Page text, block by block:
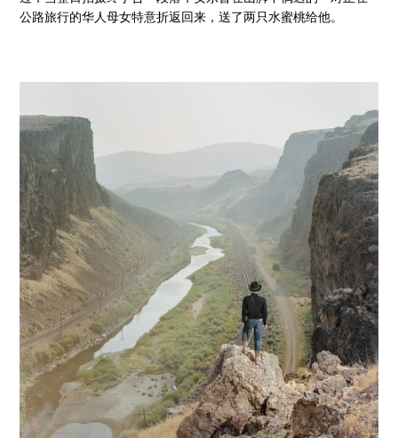
公路旅行的华人母女特意折返回来，送了两只水蜜桃给他。